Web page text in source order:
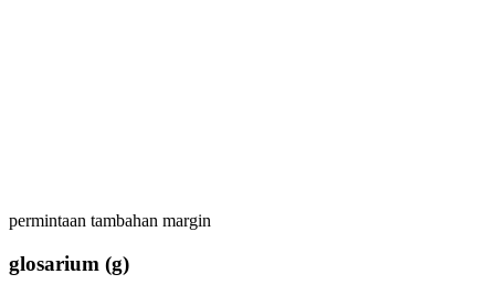
permintaan tambahan margin
glosarium (g)